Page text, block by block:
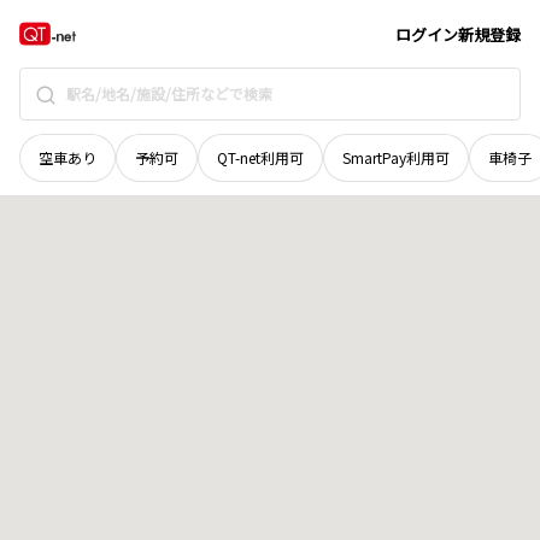
ログイン新規登録
空車あり 予約可 QT-net利用可 SmartPay利用可 車椅子
宮城県